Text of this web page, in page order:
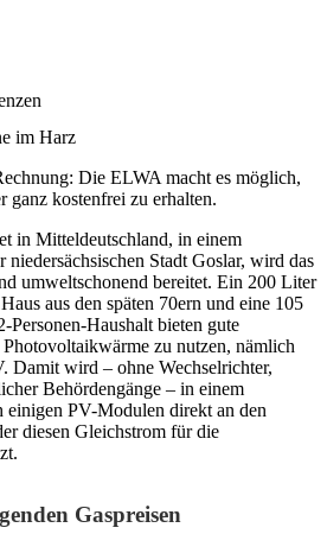
im Harz
Die ELWA macht es möglich,
ganz kostenfrei zu erhalten.
in Mitteldeutschland, in einem
Stadt Goslar, wird das
umweltschonend bereitet. Ein 200 Liter
aus den späten 70ern und eine 105
Personen-Haushalt bieten gute
zu nutzen, nämlich
Damit wird – ohne Wechselrichter,
Behördengänge – in einem
einigen PV-Modulen direkt an den
diesen Gleichstrom für die
Gaspreisen